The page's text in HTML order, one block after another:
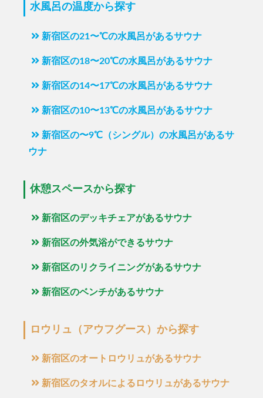
水風呂の温度から探す
新宿区の21〜℃の水風呂があるサウナ
新宿区の18〜20℃の水風呂があるサウナ
新宿区の14〜17℃の水風呂があるサウナ
新宿区の10〜13℃の水風呂があるサウナ
新宿区の〜9℃（シングル）の水風呂があるサ
ウナ
休憩スペースから探す
新宿区のデッキチェアがあるサウナ
新宿区の外気浴ができるサウナ
新宿区のリクライニングがあるサウナ
新宿区のベンチがあるサウナ
ロウリュ（アウフグース）から探す
新宿区のオートロウリュがあるサウナ
新宿区のタオルによるロウリュがあるサウナ